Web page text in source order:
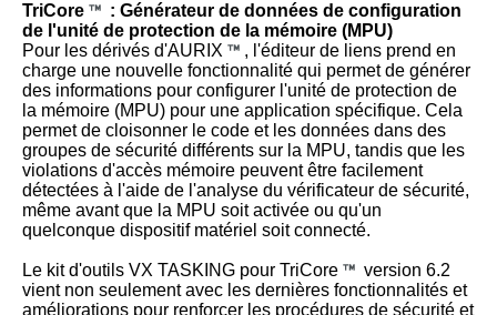
TriCore
: Générateur de données de configuration
de l'unité de protection de la mémoire (MPU)
Pour les dérivés d'AURIX
, l'éditeur de liens prend en
charge une nouvelle fonctionnalité qui permet de générer
des informations pour configurer l'unité de protection de
la mémoire (MPU) pour une application spécifique. Cela
permet de cloisonner le code et les données dans des
groupes de sécurité différents sur la MPU, tandis que les
violations d'accès mémoire peuvent être facilement
détectées à l'aide de l'analyse du vérificateur de sécurité,
même avant que la MPU soit activée ou qu'un
quelconque dispositif matériel soit connecté.
Le kit d'outils VX TASKING pour TriCore
version 6.2
vient non seulement avec les dernières fonctionnalités et
améliorations pour renforcer les procédures de sécurité et